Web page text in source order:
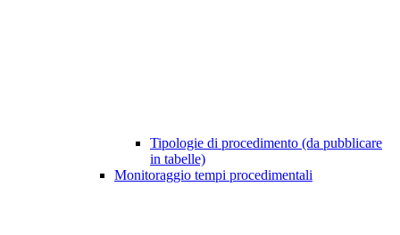
Tipologie di procedimento (da pubblicare
in tabelle)
Monitoraggio tempi procedimentali